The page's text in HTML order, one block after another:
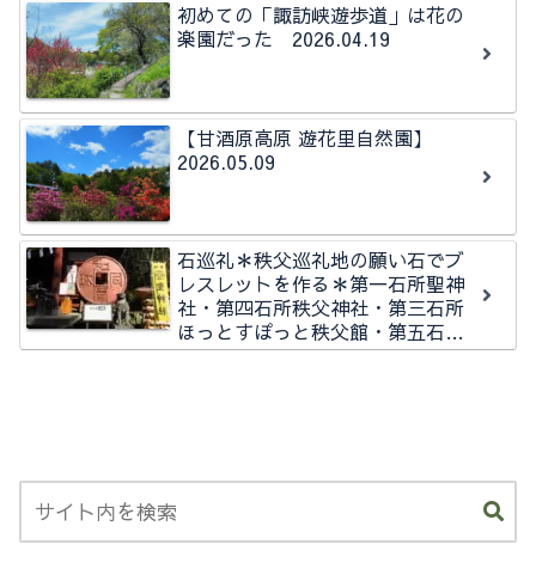
初めての「諏訪峡遊歩道」は花の
楽園だった 2026.04.19
【甘酒原高原 遊花里自然園】
2026.05.09
石巡礼＊秩父巡礼地の願い石でブ
レスレットを作る＊第一石所聖神
社・第四石所秩父神社・第三石所
ほっとすぽっと秩父館・第五石所
秩父今宮神社石所